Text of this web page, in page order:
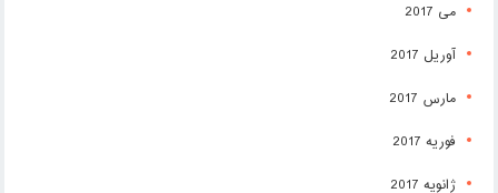
می 2017
آوریل 2017
مارس 2017
فوریه 2017
ژانویه 2017